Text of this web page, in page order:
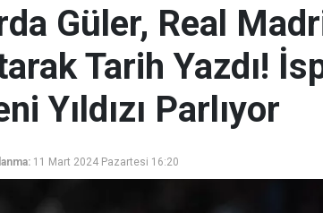
Güler, Real
Tarih Yazdı!
Yıldızı Parlıyor
11 Mart 2024 Pazartesi 16:20